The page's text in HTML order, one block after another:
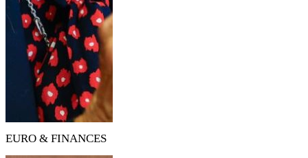
EURO & FINANCES